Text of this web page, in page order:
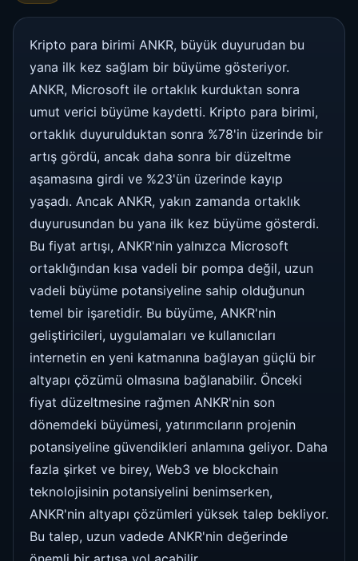
Kripto para birimi ANKR, büyük duyurudan bu
yana ilk kez sağlam bir büyüme gösteriyor.
ANKR, Microsoft ile ortaklık kurduktan sonra
umut verici büyüme kaydetti. Kripto para birimi,
ortaklık duyurulduktan sonra %78'in üzerinde bir
artış gördü, ancak daha sonra bir düzeltme
aşamasına girdi ve %23'ün üzerinde kayıp
yaşadı. Ancak ANKR, yakın zamanda ortaklık
duyurusundan bu yana ilk kez büyüme gösterdi.
Bu fiyat artışı, ANKR'nin yalnızca Microsoft
ortaklığından kısa vadeli bir pompa değil, uzun
vadeli büyüme potansiyeline sahip olduğunun
temel bir işaretidir. Bu büyüme, ANKR'nin
geliştiricileri, uygulamaları ve kullanıcıları
internetin en yeni katmanına bağlayan güçlü bir
altyapı çözümü olmasına bağlanabilir. Önceki
fiyat düzeltmesine rağmen ANKR'nin son
dönemdeki büyümesi, yatırımcıların projenin
potansiyeline güvendikleri anlamına geliyor. Daha
fazla şirket ve birey, Web3 ve blockchain
teknolojisinin potansiyelini benimserken,
ANKR'nin altyapı çözümleri yüksek talep bekliyor.
Bu talep, uzun vadede ANKR'nin değerinde